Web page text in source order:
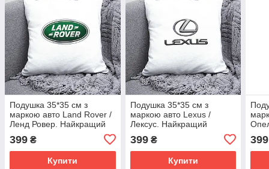
Подушка 35*35 см з
маркою авто Land Rover /
Ленд Ровер. Найкращий
399 ₴
Купити
Подушка 35*35 см з
маркою авто Lexus /
Лексус. Найкращий
399₴
Купити
399